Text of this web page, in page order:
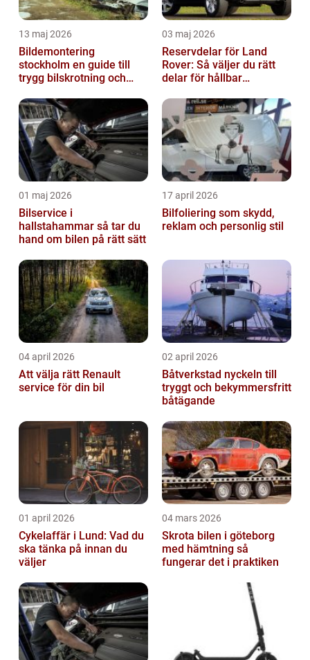
13 maj 2026
Bildemontering
stockholm en guide till
trygg bilskrotning och
03 maj 2026
Reservdelar för Land
Rover: Så väljer du rätt
delar för hållbar
01 maj 2026
Bilservice i
hallstahammar så tar du
hand om bilen på rätt sätt
17 april 2026
Bilfoliering som skydd,
reklam och personlig stil
04 april 2026
Att välja rätt Renault
service för din bil
02 april 2026
Båtverkstad nyckeln till
tryggt och bekymmersfritt
båtägande
01 april 2026
Cykelaffär i Lund: Vad du
ska tänka på innan du
väljer
04 mars 2026
Skrota bilen i göteborg
med hämtning så
fungerar det i praktiken